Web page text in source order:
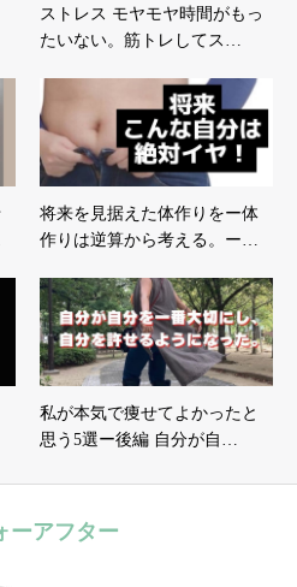
ストレス モヤモヤ時間がもっ
たいない。筋トレしてス…
将来を見据えた体作りをー体
作りは逆算から考える。ー…
私が本気で痩せてよかったと
思う5選ー後編 自分が自…
ーアフター